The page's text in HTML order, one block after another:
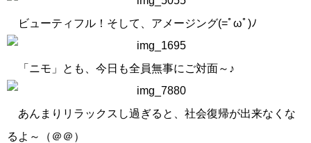
ビューティフル！そして、アメージング(=ﾟωﾟ)ﾉ
「ニモ」とも、今日も全員無事にご対面～♪
あんまりリラックスし過ぎると、社会復帰が出来なくな
るよ～（＠＠）